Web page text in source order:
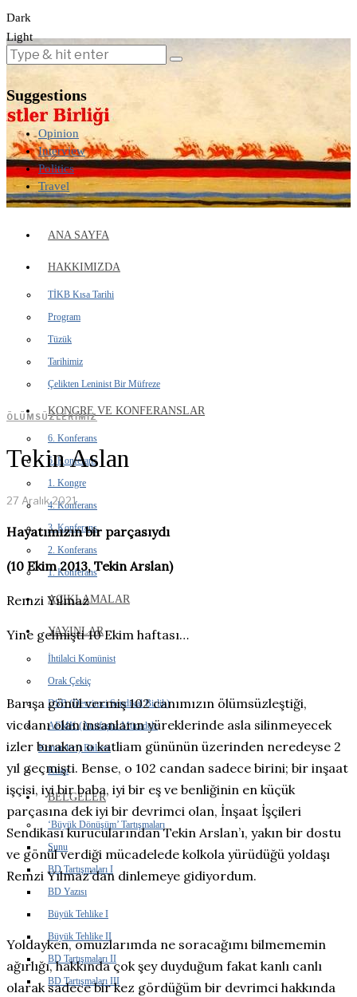
Dark
Light
Suggestions
Opinion
Interview
Politics
Travel
ANA SAYFA
HAKKIMIZDA
TİKB Kısa Tarihi
Program
Tüzük
Tarihimiz
Çelikten Leninist Bir Müfreze
KONGRE VE KONFERANSLAR
6. Konferans
5. Konferans
1. Kongre
4. Konferans
3. Konferans
2. Konferans
1. Konferans
AÇIKLAMALAR
YAYINLAR
İhtilalci Komünist
Orak Çekiç
DSB (Devrimci Sendikal Birlik)
AFMK (Antifaşist Mücadele
Komiteleri) Bülteni
Kitap
BELGELER
‘Büyük Dönüşüm’ Tartışmaları
Sunu
BD Tartışmaları I
BD Yazısı
Büyük Tehlike I
Büyük Tehlike II
BD Tartışmaları II
BD Tartışmaları III
ÖLÜMSÜZLERIMIZ
Tekin Aslan
27 Aralık 2021
Hayatımızın bir parçasıydı
(10 Ekim 2013, Tekin Arslan)
Remzi Yılmaz
Yine gelmişti 10 Ekim haftası…
Barışa gönül vermiş 102 canımızın ölümsüzleştiği,
vicdanı olan insanların yüreklerinde asla silinmeyecek
izler bırakan o katliam gününün üzerinden neredeyse 2
yıl geçmişti. Bense, o 102 candan sadece birini; bir inşaat
işçisi, iyi bir baba, iyi bir eş ve benliğinin en küçük
parçasına dek iyi bir devrimci olan, İnşaat İşçileri
Sendikası kurucularından Tekin Arslan’ı, yakın bir dostu
ve gönül verdiği mücadelede kolkola yürüdüğü yoldaşı
Remzi Yılmaz’dan dinlemeye gidiyordum.
Yoldayken, omuzlarımda ne soracağımı bilmememin
ağırlığı, hakkında çok şey duyduğum fakat kanlı canlı
olarak sadece bir kez gördüğüm bir devrimci hakkında